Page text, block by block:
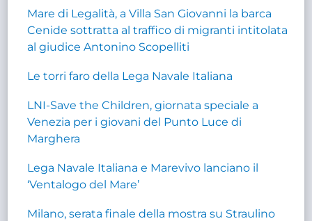
Mare di Legalità, a Villa San Giovanni la barca
Cenide sottratta al traffico di migranti intitolata
al giudice Antonino Scopelliti
Le torri faro della Lega Navale Italiana
LNI-Save the Children, giornata speciale a
Venezia per i giovani del Punto Luce di
Marghera
Lega Navale Italiana e Marevivo lanciano il
‘Ventalogo del Mare’
Milano, serata finale della mostra su Straulino